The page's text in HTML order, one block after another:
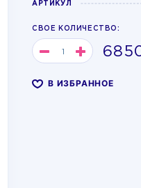
АРТИКУЛ
СВОЕ КОЛИЧЕСТВО:
В ИЗБРАННОЕ